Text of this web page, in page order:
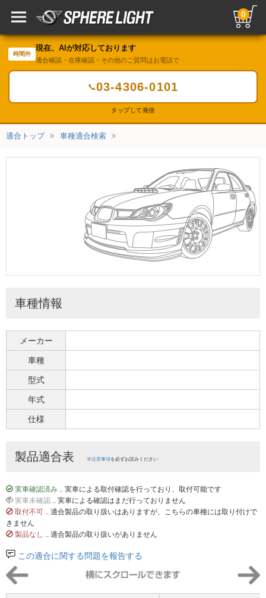
0
時間外
現在、AIが対応しております
適合確認・在庫確認・その他のご質問はお電話で
📞03-4306-0101
タップして発信
適合トップ 車種適合検索
車種情報
メーカー
車種
型式
年式
仕様
製品適合表 ※注意事項を必ずお読みください
実車確認済み .. 実車による取付確認を行っており、取付可能です
実車未確認 .. 実車による確認はまだ行っておりません
取付不可 .. 適合製品の取り扱いはありますが、こちらの車種には取り付けで
きません
製品なし .. 適合製品の取り扱いがありません
この適合に関する問題を報告する